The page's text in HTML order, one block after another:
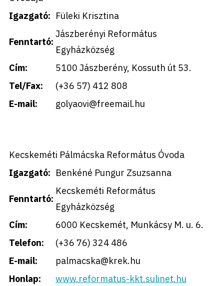
Igazgató: Füleki Krisztina
Fenntartó:
Jászberényi Református
Egyházközség
Cím:
5100 Jászberény, Kossuth út 53.
Tel/Fax:
(+36 57) 412 808
E-mail:
golyaovi@freemail.hu
Kecskeméti Pálmácska Református Óvoda
Igazgató: Benkéné Pungur Zsuzsanna
Fenntartó:
Kecskeméti Református
Egyházközség
Cím:
6000 Kecskemét, Munkácsy M. u. 6.
Telefon:
(+36 76) 324 486
E-mail:
palmacska@krek.hu
Honlap:
www.reformatus-kkt.sulinet.hu